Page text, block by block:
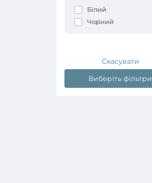
Білий
Чорний
Скасувати
Виберіть фільтри